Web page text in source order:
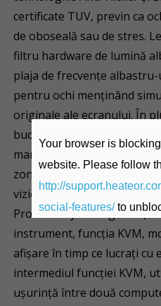
certificate TUV, previn ca
de oboseală sau de stres.
filtru hardware de lumină
plaja de frecvențe
pentru ochi menținând
originale ale ecranului. În
bucura de cea mai realistă
mare între cele mai
zone ale monitorului, ceea
vizionare HDR captivantă.
Productivity Intelligence
instrument, funcția KVM,
afișare în timp ce lucrați cu
intermediul funcției KVM,
ușurință între două
Your browser is
website. Please follow
http://
social-features/to